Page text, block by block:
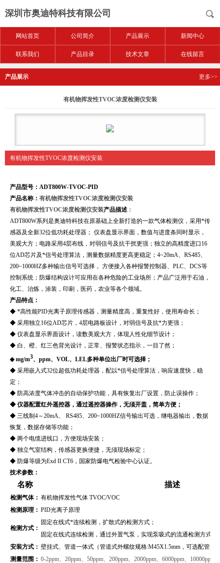
深圳市奥迪特科技有限公司
网站首页 公司简介 产品展示 新闻中心
联系我们 产品目录 技术文章 在线留言
产品展示 更多>>
有机物挥发性TVOC浓度检测仪安装
有机物挥发性TVOC浓度检测仪安装
产品型号：ADT800W-TVOC-PID
产品名称： 有机物挥发性TVOC浓度检测仪安装
有机物挥发性TVOC浓度检测仪安装产品描述 ：
ADT800W系列是奥迪特科技在原基础上全新打造的一款气体检测仪，采用*传
感器及全新32位低功耗处理器； 仪表盘显示界面，数值与进度条同时显示，
美观大方；电路采用4层布线，对弱信号及抗干扰更强；独立的高精度进口16
位AD芯片及*信号处理算法，测量数据精度更高更稳定；4~20mA、RS485、
200~1000HZ多种输出信号可选择， 方便接入各种报警控制器、PLC、DCS等
控制系统；防爆结构设计可应用在各种危险的工业场所；产品广泛用于石油，
化工、治炼，涂装，印刷，医药，农业等各个领域。
产品特点：
◆ *高性能PID光离子原理传感器，测量精度高，重复性好，使用寿命长；
◆ 采用独立16位AD芯片，4层电路板设计，对弱信号及抗*力更强；
◆ 仪表盘显示界面设计，读数美观大方，体现人性化细节设计；
◆ 白、橙、红三色背光设计，正常、报警状态指示，一目了然；
◆ mg/m3、ppm、VOL、LEL多种单位出厂时可选择；
◆ 采用嵌入式32位超低功耗处理器，配以*信号处理算法，响应速度快，稳
定；
◆ 防高浓度气体冲击的自动保护功能，具有恢复出厂设置，防止误操作；
◆ 仪器配置红外遥控器，通过遥控器操作，无须开盖，简单方便；
◆ 三线制4～20mA、 RS485、200~1000HZ信号输出可选，继电器输出，数据
恢复，数据存储等功能；
◆ 两个电缆进线口，方便现场安装；
◆ 独立气室结构，传感器更换便捷，无须现场标定；
◆ 防爆等级为Exd II CT6，国家防爆电气检验中心认证。
技术参数：
名称 描述
检测气体： 有机物挥发性气体 TVOC/VOC
检测原理： PID光离子原理
检测方式：
固定在线式*连续检测，扩散式的检测方式；
固定在线式连续检测，通过外置气泵，实现泵吸式的流通检测方式（
安装方式： 壁挂式、管道一体式（管道式外螺纹规格:M45X1.5mm，可选配管道
测量范围： 0-2ppm、20ppm、50ppm、200ppm、2000ppm、6000ppm、10000ppm